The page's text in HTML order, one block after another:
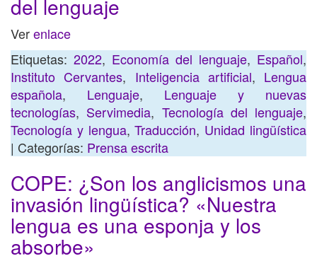
del lenguaje
Verenlace
Etiquetas: 2022, Economía del lenguaje, Español,
Instituto Cervantes, Inteligencia artificial, Lengua
española, Lenguaje, Lenguaje y nuevas
tecnologías, Servimedia, Tecnología del lenguaje,
Tecnología y lengua,Traducción, Unidad lingüística
| Categorías: Prensa escrita
COPE: ¿Son los anglicismos una
invasión lingüística? «Nuestra
lengua es una esponja y los
absorbe»